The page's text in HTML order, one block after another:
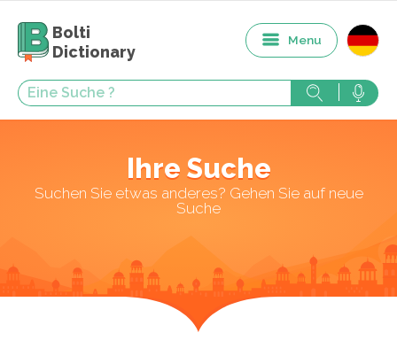
Bolti
Dictionary
Menu
Ihre Suche
Suchen Sie etwas anderes? Gehen Sie auf neue
Suche